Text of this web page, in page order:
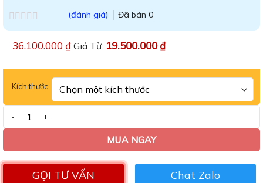
Được
hạng
5
(đánh giá) Đã bán 0
36.100.000₫ Giá Từ: 19.500.000₫
Kích thước
Bàn ăn mặt đá thông minh kèm ghế Spot cải số lượng
MUA NGAY
GỌI TƯ VẤN Chat Zalo